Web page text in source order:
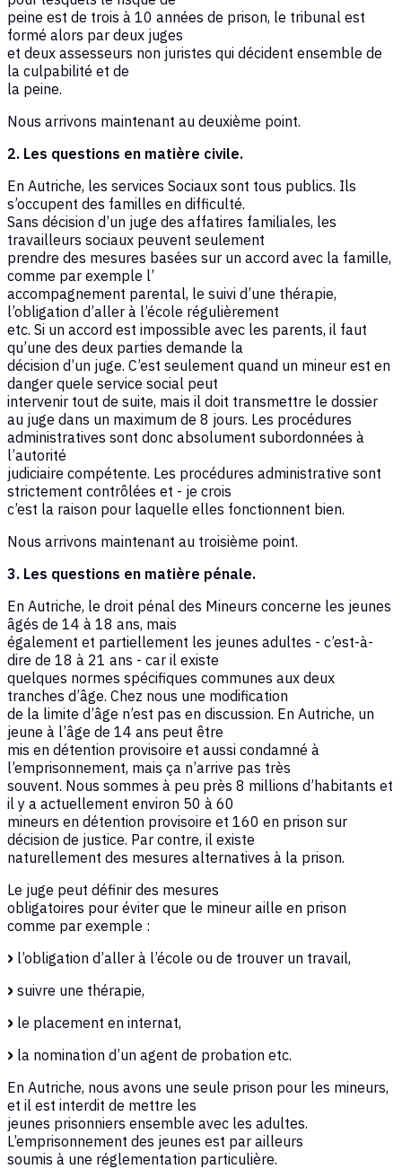
peine est de trois à 10 années de prison, le tribunal est
formé alors par deux juges
et deux assesseurs non juristes qui décident ensemble de
la culpabilité et de
la peine.
Nous arrivons maintenant au deuxième point.
2. Les questions en matière civile.
En Autriche, les services Sociaux sont tous publics. Ils
s’occupent des familles en difficulté.
Sans décision d’un juge des affatires familiales, les
travailleurs sociaux peuvent seulement
prendre des mesures basées sur un accord avec la famille,
comme par exemple l’
accompagnement parental, le suivi d’une thérapie,
l’obligation d’aller à l’école régulièrement
etc. Si un accord est impossible avec les parents, il faut
qu’une des deux parties demande la
décision d’un juge. C’est seulement quand un mineur est en
danger quele service social peut
intervenir tout de suite, mais il doit transmettre le dossier
au juge dans un maximum de 8 jours. Les procédures
administratives sont donc absolument subordonnées à
l’autorité
judiciaire compétente. Les procédures administrative sont
strictement contrôlées et - je crois
c’est la raison pour laquelle elles fonctionnent bien.
Nous arrivons maintenant au troisième point.
3. Les questions en matière pénale.
En Autriche, le droit pénal des Mineurs concerne les jeunes
âgés de 14 à 18 ans, mais
également et partiellement les jeunes adultes - c’est-à-
dire de 18 à 21 ans - car il existe
quelques normes spécifiques communes aux deux
tranches d’âge. Chez nous une modification
de la limite d’âge n’est pas en discussion. En Autriche, un
jeune à l’âge de 14 ans peut être
mis en détention provisoire et aussi condamné à
l’emprisonnement, mais ça n’arrive pas très
souvent. Nous sommes à peu près 8 millions d’habitants et
il y a actuellement environ 50 à 60
mineurs en détention provisoire et 160 en prison sur
décision de justice. Par contre, il existe
naturellement des mesures alternatives à la prison.
Le juge peut définir des mesures
obligatoires pour éviter que le mineur aille en prison
comme par exemple :
l’obligation d’aller à l’école ou de trouver un travail,
suivre une thérapie,
le placement en internat,
la nomination d’un agent de probation etc.
En Autriche, nous avons une seule prison pour les mineurs,
et il est interdit de mettre les
jeunes prisonniers ensemble avec les adultes.
L’emprisonnement des jeunes est par ailleurs
soumis à une réglementation particulière.